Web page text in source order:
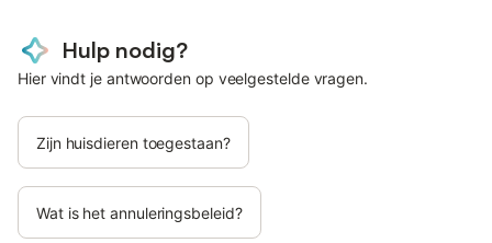
Hulp nodig?
Hier vindt je antwoorden op veelgestelde vragen.
Zijn huisdieren toegestaan?
Wat is het annuleringsbeleid?